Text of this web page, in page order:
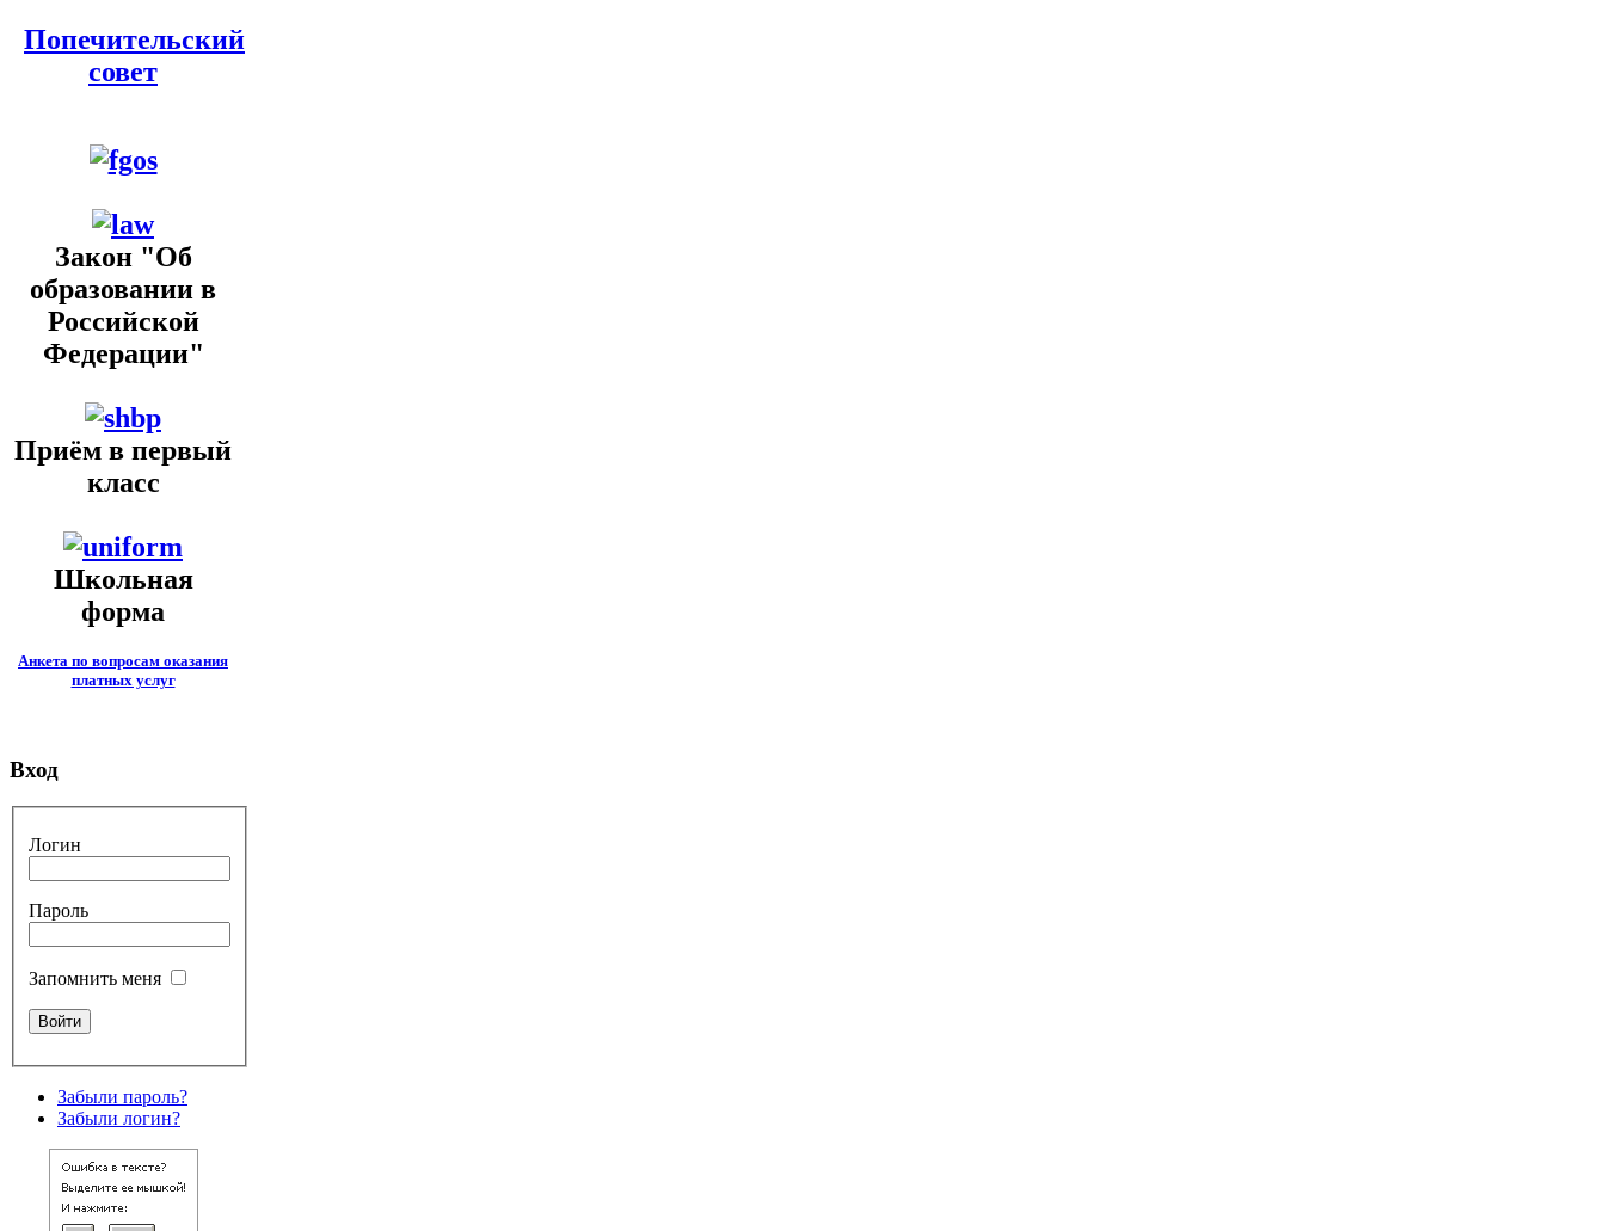
Попечительский
совет
Закон "Об
образовании в
Российской
Федерации"
Приём в первый
класс
Школьная
форма
Анкета по вопросам оказания
платных услуг
Вход
Логин
Пароль
Запомнить меня
Забыли пароль?
Забыли логин?